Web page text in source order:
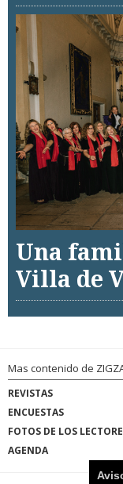
Una
Villa de
Mas contenido de
REVISTAS
ENCUESTAS
FOTOS DE LOS
AGENDA